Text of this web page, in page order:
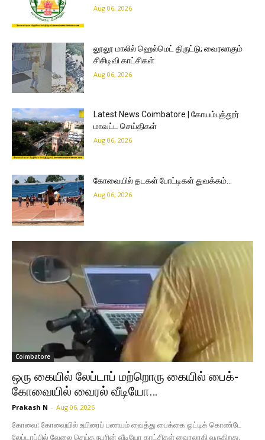
Aug 06, 2026
லூலூ மாலில் ஹெல்மெட் திருட்டு; வைரலாகும்
சிசிடிவி காட்சிகள்
Aug 06, 2026
Latest News Coimbatore | கோயம்புத்தூர்
மாவட்ட செய்திகள்
Aug 06, 2026
கோவையில் தடகள் போட்டிகள் துவக்கம்…
Aug 06, 2026
Coimbatore
ஒரு கையில் லேப்டாப் மற்றொரு கையில் பைக்-
கோவையில் வைரல் வீடியோ…
Prakash N - Aug 06, 2026
கோவை: கோவையில் உயிரைப் பணயம் வைத்து பைக்கை ஓட்டிக் கொண்டே
லேப்டாப்பில் வேலை செய்த நபரின் வீடியோ காட்சிகள் வைரலாகி வருகிறது. ​